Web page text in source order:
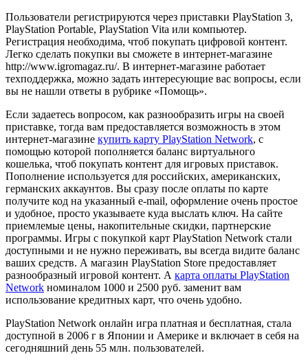
Пользователи регистрируются через приставки PlayStation 3,
PlayStation Portable, PlayStation Vita или компьютер.
Регистрация необходима, чтоб покупать цифровой контент.
Легко сделать покупки вы сможете в интернет-магазине
http://www.igromagaz.ru/. В интернет-магазине работает
техподдержка, можно задать интересующие вас вопросы, если
вы не нашли ответы в рубрике «Помощь».
Если задаетесь вопросом, как разнообразить игры на своей
приставке, тогда вам предоставляется возможность в этом
интернет-магазине купить карту PlayStation Network, с
помощью которой пополняется баланс виртуального
кошелька, чтоб покупать контент для игровых приставок.
Пополнение используется для российских, американских,
германских аккаунтов. Вы сразу после оплаты по карте
получите код на указанный е-mail, оформление очень простое
и удобное, просто указываете куда выслать ключ. На сайте
приемлемые цены, накопительные скидки, партнерские
программы. Игры с покупкой карт PlayStation Network стали
доступными и не нужно переживать, вы всегда видите баланс
ваших средств. А магазин PlayStation Store предоставляет
разнообразный игровой контент. А карта оплаты PlayStation
Network номиналом 1000 и 2500 руб. заменит вам
использование кредитных карт, что очень удобно.
PlayStation Network онлайн игра платная и бесплатная, стала
доступной в 2006 г в Японии и Америке и включает в себя на
сегодняшний день 55 млн. пользователей.